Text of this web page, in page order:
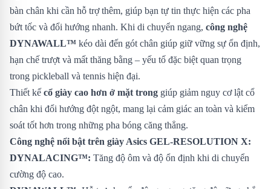
bàn chân khi cần hỗ trợ thêm, giúp bạn tự tin thực hiện các pha
bứt tốc và đổi hướng nhanh. Khi di chuyển ngang, công nghệ
DYNAWALL™ kéo dài đến gót chân giúp giữ vững sự ổn định,
hạn chế trượt và mất thăng bằng – yếu tố đặc biệt quan trọng
trong pickleball và tennis hiện đại.
Thiết kế cổ giày cao hơn ở mặt trong giúp giảm nguy cơ lật cổ
chân khi đổi hướng đột ngột, mang lại cảm giác an toàn và kiểm
soát tốt hơn trong những pha bóng căng thẳng.
Công nghệ nổi bật trên giày Asics GEL-RESOLUTION X:
DYNALACING™: Tăng độ ôm và độ ổn định khi di chuyển
cường độ cao.